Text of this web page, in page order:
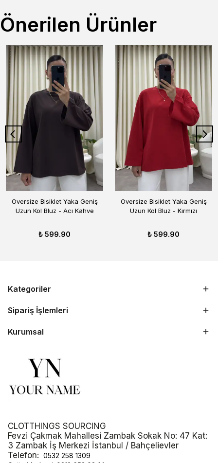
Önerilen Ürünler
Oversize Bisiklet Yaka Geniş
Uzun Kol Bluz - Acı Kahve
₺ 599.90
Oversize Bisiklet Yaka Geniş
Uzun Kol Bluz - Kırmızı
₺ 599.90
Kategoriler
Sipariş İşlemleri
Kurumsal
CLOTTHINGS SOURCING
Fevzi Çakmak Mahallesi Zambak Sokak No: 47 Kat:
3 Zambak İş Merkezi İstanbul / Bahçelievler
Telefon: 0532 258 1309